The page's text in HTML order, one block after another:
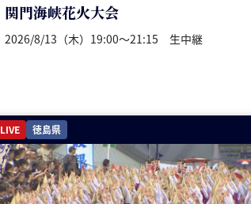
関門海峡花火大会
2026/8/13（木）19:00〜21:15 生中継
LIVE 徳島県